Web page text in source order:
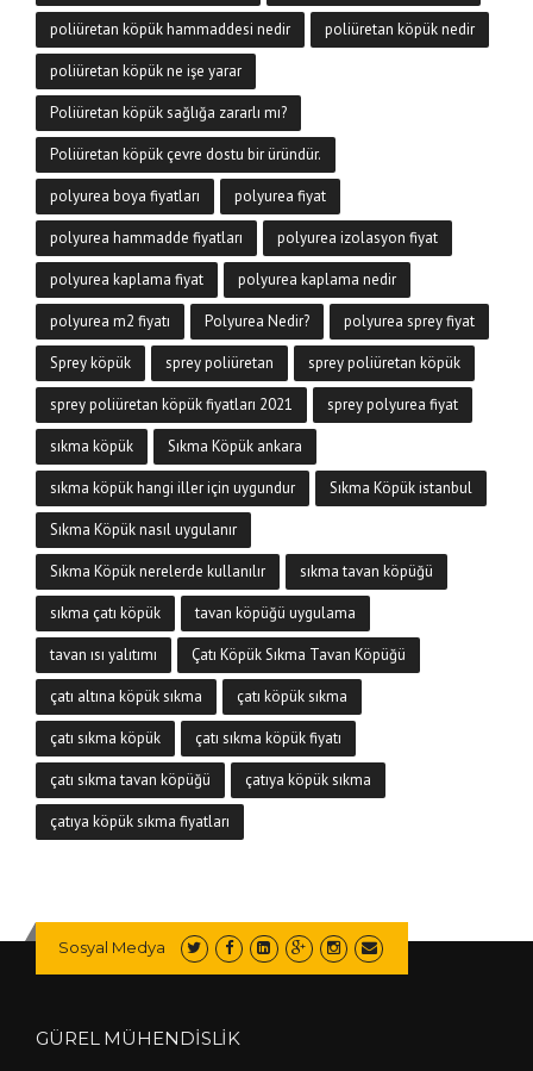
poliüretan köpük hammaddesi nedir poliüretan köpük nedir
poliüretan köpük ne işe yarar
Poliüretan köpük sağlığa zararlı mı?
Poliüretan köpük çevre dostu bir üründür.
polyurea boya fiyatları polyurea fiyat
polyurea hammadde fiyatları polyurea izolasyon fiyat
polyurea kaplama fiyat polyurea kaplama nedir
polyurea m2 fiyatı Polyurea Nedir? polyurea sprey fiyat
Sprey köpük sprey poliüretan sprey poliüretan köpük
sprey poliüretan köpük fiyatları 2021 sprey polyurea fiyat
sıkma köpük Sıkma Köpük ankara
sıkma köpük hangi iller için uygundur Sıkma Köpük istanbul
Sıkma Köpük nasıl uygulanır
Sıkma Köpük nerelerde kullanılır sıkma tavan köpüğü
sıkma çatı köpük tavan köpüğü uygulama
tavan ısı yalıtımı Çatı Köpük Sıkma Tavan Köpüğü
çatı altına köpük sıkma çatı köpük sıkma
çatı sıkma köpük çatı sıkma köpük fiyatı
çatı sıkma tavan köpüğü çatıya köpük sıkma
çatıya köpük sıkma fiyatları
Sosyal Medya
GÜREL MÜHENDİSLİK